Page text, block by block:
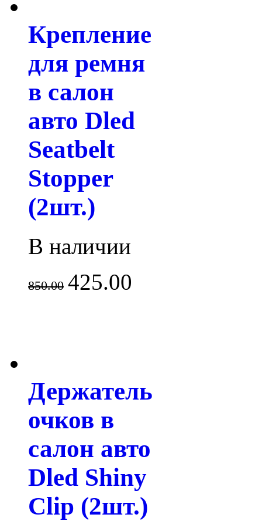
Крепление
для ремня
в салон
авто Dled
Seatbelt
Stopper
(2шт.)
В наличии
850.00 425.00
Держатель
очков в
салон авто
Dled Shiny
Clip (2шт.)